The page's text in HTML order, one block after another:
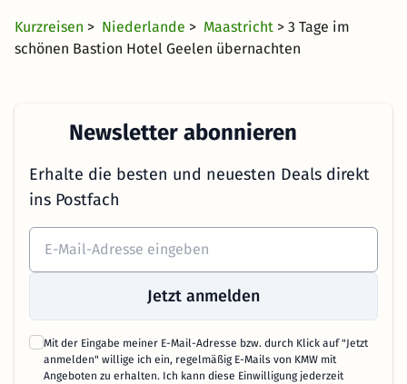
Kurzreisen > Niederlande > Maastricht > 3 Tage im
schönen Bastion Hotel Geelen übernachten
Newsletter abonnieren
Erhalte die besten und neuesten Deals direkt
ins Postfach
Jetzt anmelden
Mit der Eingabe meiner E-Mail-Adresse bzw. durch Klick auf "Jetzt
anmelden" willige ich ein, regelmäßig E-Mails von KMW mit
Angeboten zu erhalten. Ich kann diese Einwilligung jederzeit